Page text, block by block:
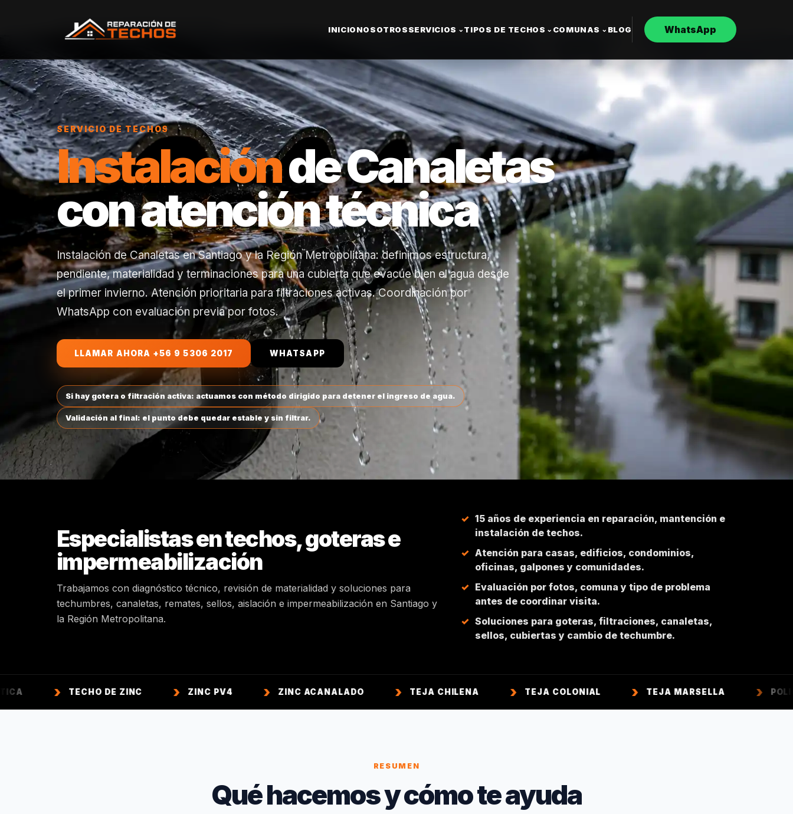
INICIONOSOTROSSERVICIOS ⌄ TIPOS DE TECHOS ⌄ COMUNAS ⌄ BLOG WhatsApp
Inicio/Servicios/Instalación de Canaletas
SERVICIO DE TECHOS
Instalaciónde Canaletas
con atención técnica
Instalación de Canaletas en Santiago y la Región Metropolitana: definimos estructura,
pendiente, materialidad y terminaciones para una cubierta que evacúe bien el agua desde
el primer invierno. Atención prioritaria para filtraciones activas. Coordinación por
WhatsApp con evaluación previa por fotos.
LLAMAR AHORA +56 9 5306 2017 WHATSAPP
Si hay gotera o filtración activa: actuamos con método dirigido para detener el ingreso de agua.
Validación al final: el punto debe quedar estable y sin filtrar.
Especialistas en techos, goteras e
impermeabilización
Trabajamos con diagnóstico técnico, revisión de materialidad y soluciones para
techumbres, canaletas, remates, sellos, aislación e impermeabilización en Santiago y
la Región Metropolitana.
15 años de experiencia en reparación, mantención e
instalación de techos.
Atención para casas, edificios, condominios,
oficinas, galpones y comunidades.
Evaluación por fotos, comuna y tipo de problema
antes de coordinar visita.
Soluciones para goteras, filtraciones, canaletas,
sellos, cubiertas y cambio de techumbre.
TECHO DE ZINC ZINC PV4 ZINC ACANALADO TEJA CHILENA TEJA COLONIAL TEJA MARSELLA
RESUMEN
Qué hacemos y cómo te ayuda